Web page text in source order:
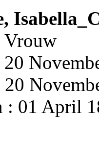
Vrouw
20
20
: 01 April